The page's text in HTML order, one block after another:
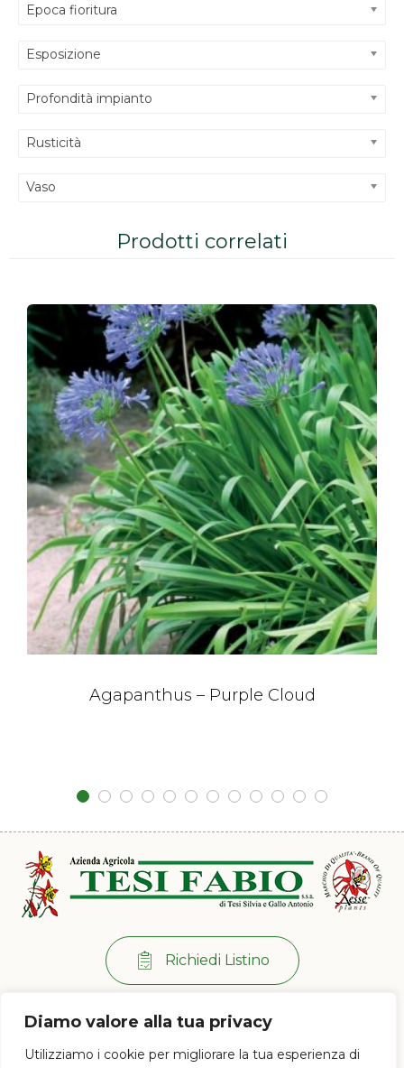
Diamo valore alla tua privacy
Utilizziamo i cookie per migliorare la tua esperienza di
Epoca fioritura
Esposizione
Profondità impianto
Rusticità
Vaso
Prodotti correlati
Agapanthus – Purple Cloud
Richiedi Listino
Per info:
+39 0573 38 20 77
Via di Ramini, 129/D - 51030 Pistoia (PT)